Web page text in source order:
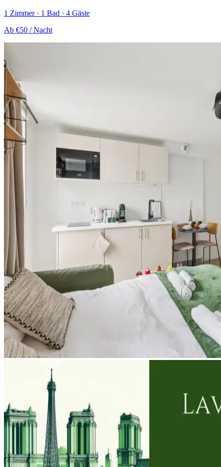
1 Zimmer · 1 Bad · 4 Gäste
Ab €50 / Nacht